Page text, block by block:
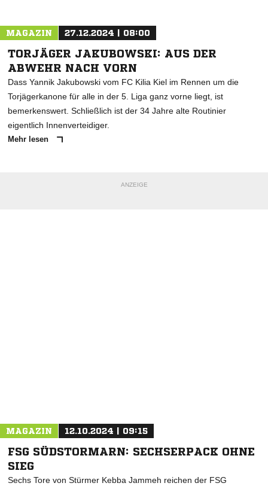
MAGAZIN 27.12.2024 | 08:00
TORJÄGER JAKUBOWSKI: AUS DER
ABWEHR NACH VORN
Dass Yannik Jakubowski vom FC Kilia Kiel im Rennen um die
Torjägerkanone für alle in der 5. Liga ganz vorne liegt, ist
bemerkenswert. Schließlich ist der 34 Jahre alte Routinier
eigentlich Innenverteidiger.
Mehr lesen
ANZEIGE
MAGAZIN 12.10.2024 | 09:15
FSG SÜDSTORMARN: SECHSERPACK OHNE
SIEG
Sechs Tore von Stürmer Kebba Jammeh reichen der FSG